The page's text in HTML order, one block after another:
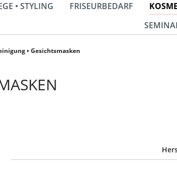
• STYLING FRISEURBEDARF
• Gesichtsmasken